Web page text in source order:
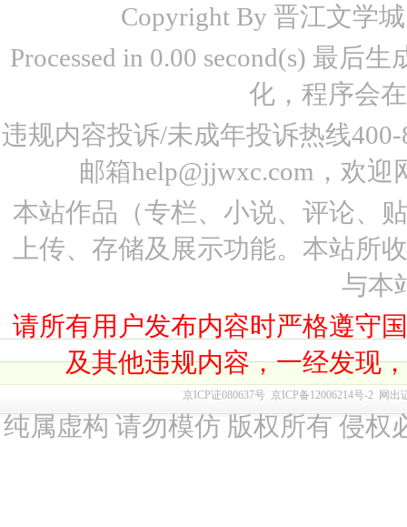
Copyright By 晋江文学
Processed in 0.00 second(s) 最后
化，程序会
违规内容投诉/未成年投诉热线
邮箱help@jjwxc.com，欢
本站作品（专栏、小说、评论、
上传、存储及展示功能。本站所
与本
请所有用户发布内容时严格遵守
及其他违规内容，一经发现
京ICP证080637号 京ICP备12006214号-2 网出
纯属虚构 请勿模仿 版权所有 侵权